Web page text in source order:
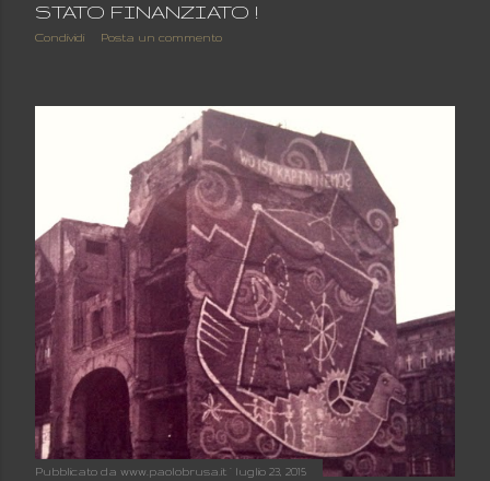
STATO FINANZIATO !
Condividi Posta un commento
Pubblicato da www.paolobrusa.it luglio 23, 2015